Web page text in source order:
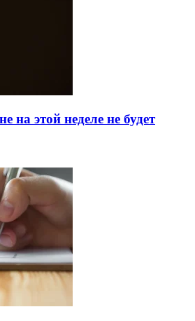
на этой неделе не будет